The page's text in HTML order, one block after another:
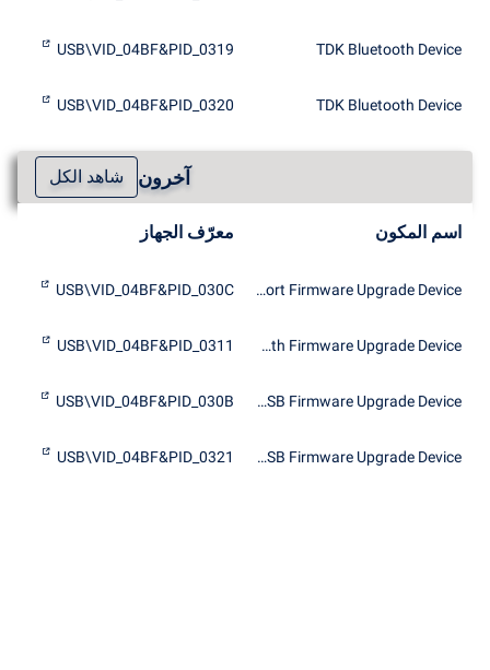
TDK Bluetooth Device
USB\VID_04BF&PID_0319
TDK Bluetooth Device
USB\VID_04BF&PID_0320
آخرون شاهد الكل
اسم المكون معرّف الجهاز
Bluetooth Ultraport Firmware Upgrade Device
USB\VID_04BF&PID_030C
IBM Integrated Bluetooth Firmware Upgrade Device
USB\VID_04BF&PID_0311
TDK Bluetooth USB Firmware Upgrade Device
USB\VID_04BF&PID_030B
TDK Bluetooth USB Firmware Upgrade Device
USB\VID_04BF&PID_0321